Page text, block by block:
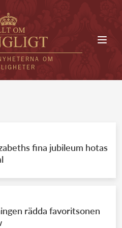
OM
kungahuset
fina jubileum hotas
rädda favoritsonen